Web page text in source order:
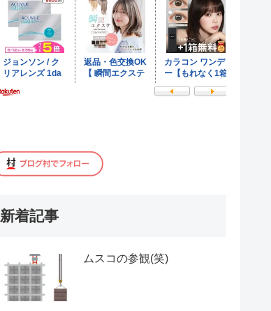
新着記事
ムスコの参観(笑)